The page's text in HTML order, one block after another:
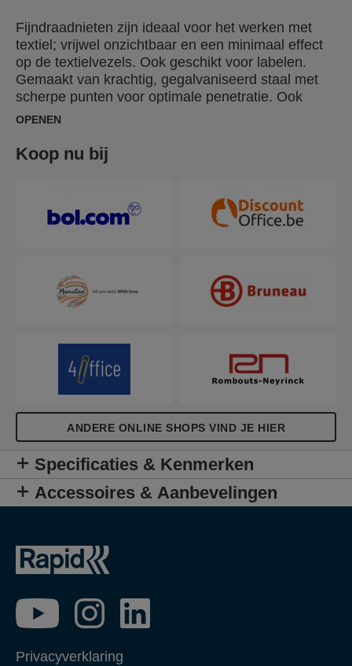
Fijndraadnieten zijn ideaal voor het werken met
textiel; vrijwel onzichtbaar en een minimaal effect
op de textielvezels. Ook geschikt voor labelen.
Gemaakt van krachtig, gegalvaniseerd staal met
scherpe punten voor optimale penetratie. Ook
beschikbaar in RVS.
OPENEN
Koop nu bij
ANDERE ONLINE SHOPS VIND JE HIER
Specificaties & Kenmerken
Accessoires & Aanbevelingen
Privacyverklaring